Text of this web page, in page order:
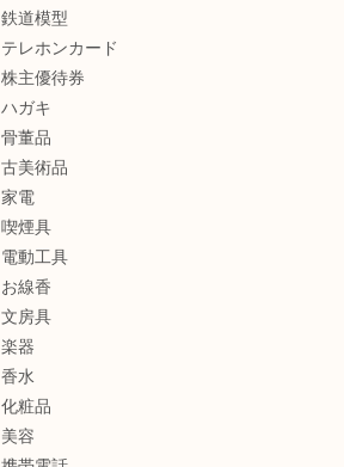
鉄道模型
テレホンカード
株主優待券
ハガキ
骨董品
古美術品
家電
喫煙具
電動工具
お線香
文房具
楽器
香水
化粧品
美容